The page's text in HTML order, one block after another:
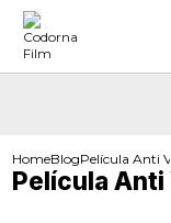
HomeBlogPelícula Anti
Película Anti